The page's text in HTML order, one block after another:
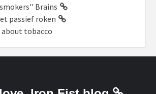
Brains
passief roken
tobacco